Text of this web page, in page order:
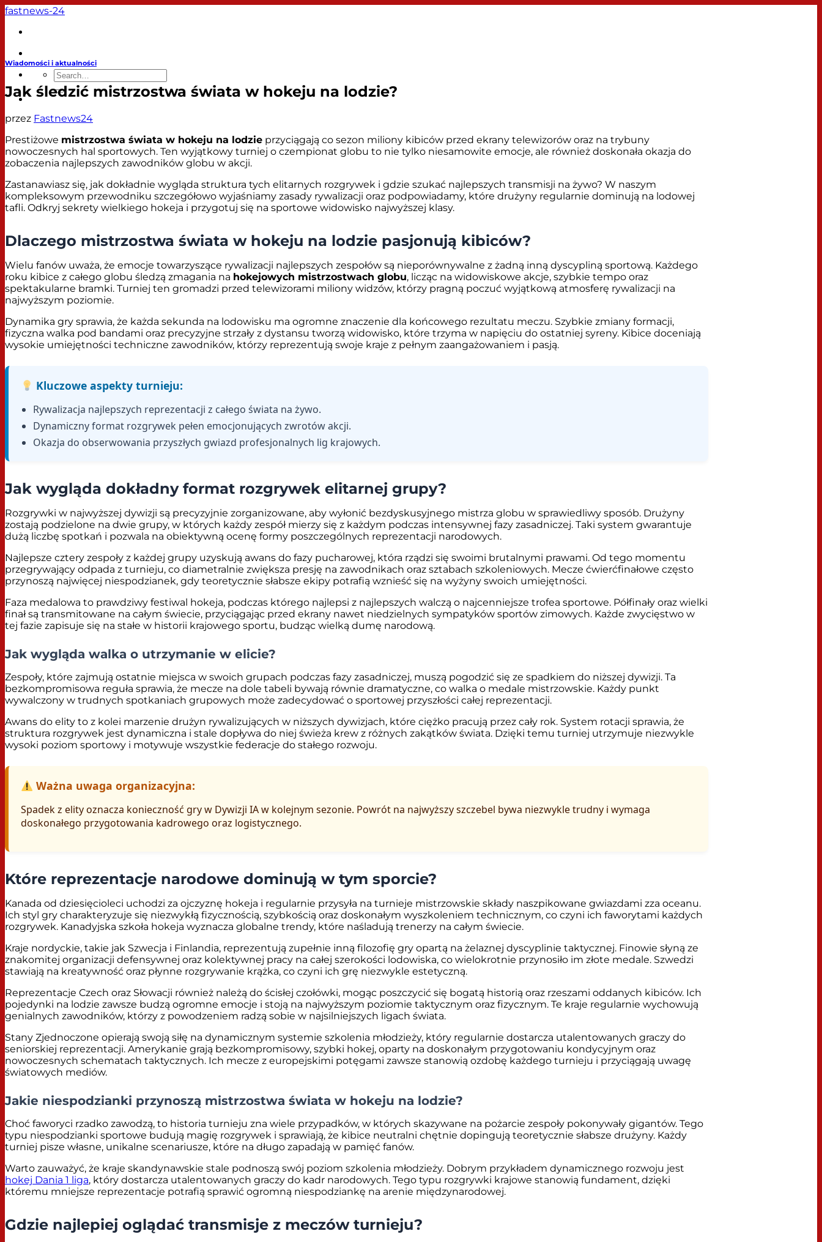
Przewiń
zawartości
fastnews-24
Wiadomości i aktualności
Jak śledzić mistrzostwa świata w hokeju na lodzie?
przez Fastnews24
Prestiżowe mistrzostwa świata w hokeju na lodzie przyciągają co sezon miliony kibiców przed ekrany telewizorów oraz na trybuny
nowoczesnych hal sportowych. Ten wyjątkowy turniej o czempionat globu to nie tylko niesamowite emocje, ale również doskonała okazja do
zobaczenia najlepszych zawodników globu w akcji.
Zastanawiasz się, jak dokładnie wygląda struktura tych elitarnych rozgrywek i gdzie szukać najlepszych transmisji na żywo? W naszym
kompleksowym przewodniku szczegółowo wyjaśniamy zasady rywalizacji oraz podpowiadamy, które drużyny regularnie dominują na lodowej
tafli. Odkryj sekrety wielkiego hokeja i przygotuj się na sportowe widowisko najwyższej klasy.
Dlaczego mistrzostwa świata w hokeju na lodzie pasjonują kibiców?
Wielu fanów uważa, że emocje towarzyszące rywalizacji najlepszych zespołów są nieporównywalne z żadną inną dyscypliną sportową. Każdego
roku kibice z całego globu śledzą zmagania na hokejowych mistrzostwach globu, licząc na widowiskowe akcje, szybkie tempo oraz
spektakularne bramki. Turniej ten gromadzi przed telewizorami miliony widzów, którzy pragną poczuć wyjątkową atmosferę rywalizacji na
najwyższym poziomie.
Dynamika gry sprawia, że każda sekunda na lodowisku ma ogromne znaczenie dla końcowego rezultatu meczu. Szybkie zmiany formacji,
fizyczna walka pod bandami oraz precyzyjne strzały z dystansu tworzą widowisko, które trzyma w napięciu do ostatniej syreny. Kibice doceniają
wysokie umiejętności techniczne zawodników, którzy reprezentują swoje kraje z pełnym zaangażowaniem i pasją.
Kluczowe aspekty turnieju:
Rywalizacja najlepszych reprezentacji z całego świata na żywo.
Dynamiczny format rozgrywek pełen emocjonujących zwrotów akcji.
Okazja do obserwowania przyszłych gwiazd profesjonalnych lig krajowych.
Jak wygląda dokładny format rozgrywek elitarnej grupy?
Rozgrywki w najwyższej dywizji są precyzyjnie zorganizowane, aby wyłonić bezdyskusyjnego mistrza globu w sprawiedliwy sposób. Drużyny
zostają podzielone na dwie grupy, w których każdy zespół mierzy się z każdym podczas intensywnej fazy zasadniczej. Taki system gwarantuje
dużą liczbę spotkań i pozwala na obiektywną ocenę formy poszczególnych reprezentacji narodowych.
Najlepsze cztery zespoły z każdej grupy uzyskują awans do fazy pucharowej, która rządzi się swoimi brutalnymi prawami. Od tego momentu
przegrywający odpada z turnieju, co diametralnie zwiększa presję na zawodnikach oraz sztabach szkoleniowych. Mecze ćwierćfinałowe często
przynoszą najwięcej niespodzianek, gdy teoretycznie słabsze ekipy potrafią wznieść się na wyżyny swoich umiejętności.
Faza medalowa to prawdziwy festiwal hokeja, podczas którego najlepsi z najlepszych walczą o najcenniejsze trofea sportowe. Półfinały oraz wielki
finał są transmitowane na całym świecie, przyciągając przed ekrany nawet niedzielnych sympatyków sportów zimowych. Każde zwycięstwo w
tej fazie zapisuje się na stałe w historii krajowego sportu, budząc wielką dumę narodową.
Jak wygląda walka o utrzymanie w elicie?
Zespoły, które zajmują ostatnie miejsca w swoich grupach podczas fazy zasadniczej, muszą pogodzić się ze spadkiem do niższej dywizji. Ta
bezkompromisowa reguła sprawia, że mecze na dole tabeli bywają równie dramatyczne, co walka o medale mistrzowskie. Każdy punkt
wywalczony w trudnych spotkaniach grupowych może zadecydować o sportowej przyszłości całej reprezentacji.
Awans do elity to z kolei marzenie drużyn rywalizujących w niższych dywizjach, które ciężko pracują przez cały rok. System rotacji sprawia, że
struktura rozgrywek jest dynamiczna i stale dopływa do niej świeża krew z różnych zakątków świata. Dzięki temu turniej utrzymuje niezwykle
wysoki poziom sportowy i motywuje wszystkie federacje do stałego rozwoju.
Ważna uwaga organizacyjna:
Spadek z elity oznacza konieczność gry w Dywizji IA w kolejnym sezonie. Powrót na najwyższy szczebel bywa niezwykle trudny i wymaga
doskonałego przygotowania kadrowego oraz logistycznego.
Które reprezentacje narodowe dominują w tym sporcie?
Kanada od dziesięcioleci uchodzi za ojczyznę hokeja i regularnie przysyła na turnieje mistrzowskie składy naszpikowane gwiazdami zza oceanu.
Ich styl gry charakteryzuje się niezwykłą fizycznością, szybkością oraz doskonałym wyszkoleniem technicznym, co czyni ich faworytami każdych
rozgrywek. Kanadyjska szkoła hokeja wyznacza globalne trendy, które naśladują trenerzy na całym świecie.
Kraje nordyckie, takie jak Szwecja i Finlandia, reprezentują zupełnie inną filozofię gry opartą na żelaznej dyscyplinie taktycznej. Finowie słyną ze
znakomitej organizacji defensywnej oraz kolektywnej pracy na całej szerokości lodowiska, co wielokrotnie przynosiło im złote medale. Szwedzi
stawiają na kreatywność oraz płynne rozgrywanie krążka, co czyni ich grę niezwykle estetyczną.
Reprezentacje Czech oraz Słowacji również należą do ścisłej czołówki, mogąc poszczycić się bogatą historią oraz rzeszami oddanych kibiców. Ich
pojedynki na lodzie zawsze budzą ogromne emocje i stoją na najwyższym poziomie taktycznym oraz fizycznym. Te kraje regularnie wychowują
genialnych zawodników, którzy z powodzeniem radzą sobie w najsilniejszych ligach świata.
Stany Zjednoczone opierają swoją siłę na dynamicznym systemie szkolenia młodzieży, który regularnie dostarcza utalentowanych graczy do
seniorskiej reprezentacji. Amerykanie grają bezkompromisowy, szybki hokej, oparty na doskonałym przygotowaniu kondycyjnym oraz
nowoczesnych schematach taktycznych. Ich mecze z europejskimi potęgami zawsze stanowią ozdobę każdego turnieju i przyciągają uwagę
światowych mediów.
Jakie niespodzianki przynoszą mistrzostwa świata w hokeju na lodzie?
Choć faworyci rzadko zawodzą, to historia turnieju zna wiele przypadków, w których skazywane na pożarcie zespoły pokonywały gigantów. Tego
typu niespodzianki sportowe budują magię rozgrywek i sprawiają, że kibice neutralni chętnie dopingują teoretycznie słabsze drużyny. Każdy
turniej pisze własne, unikalne scenariusze, które na długo zapadają w pamięć fanów.
Warto zauważyć, że kraje skandynawskie stale podnoszą swój poziom szkolenia młodzieży. Dobrym przykładem dynamicznego rozwoju jest
hokej Dania 1 liga, który dostarcza utalentowanych graczy do kadr narodowych. Tego typu rozgrywki krajowe stanowią fundament, dzięki
któremu mniejsze reprezentacje potrafią sprawić ogromną niespodziankę na arenie międzynarodowej.
Gdzie najlepiej oglądać transmisje z meczów turnieju?